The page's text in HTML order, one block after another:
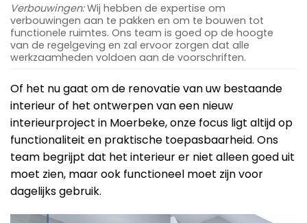
Verbouwingen:Wij hebben de expertise om
verbouwingen aan te pakken en om te bouwen tot
functionele ruimtes. Ons team is goed op de hoogte
van de regelgeving en zal ervoor zorgen dat alle
werkzaamheden voldoen aan de voorschriften.
Of het nu gaat om de renovatie van uw bestaande
interieur of het ontwerpen van een nieuw
interieurproject in Moerbeke, onze focus ligt altijd op
functionaliteit en praktische toepasbaarheid. Ons
team begrijpt dat het interieur er niet alleen goed uit
moet zien, maar ook functioneel moet zijn voor
dagelijks gebruik.